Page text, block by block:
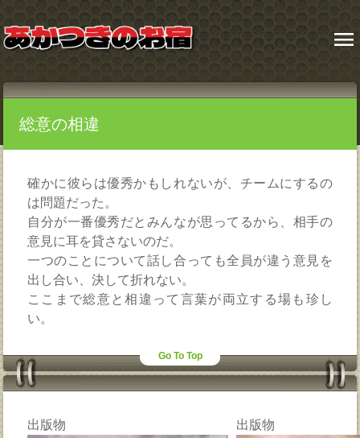
menu
総意の相違
確かに彼らは優秀かもしれないが、チームにするの
は問題だった。
自分が一番優秀だとみんなが思ってるから、相手の
意見に耳を貸さないのだ。
一つのことについて話し合っても全員が違う意見を
出し合い、決して折れない。
ここまで総意と相違って言葉が両立する場も珍し
い。
Go To Top
出版物 出版物